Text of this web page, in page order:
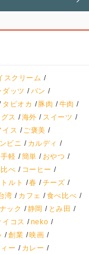
スクリーム
ッツ
パン
タピオカ 豚肉
牛肉
ス 海外
スイーツ
イス
ご褒美
ビニ
カルディ
軽 簡単
おやつ
べ
コーヒー
ルト 春
チーズ
湾 カフェ
食べ比べ
ック 静岡
とみ田
イコス
neko
創業 映画
ー
カレー